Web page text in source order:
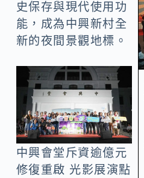
史保存與現代使用功
能，成為中興新村全
新的夜間景觀地標。
中興會堂斥資逾億元
修復重啟 光影展演點